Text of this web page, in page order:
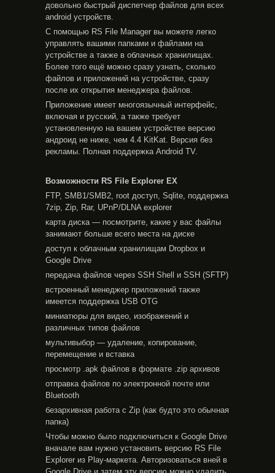
довольно быстрый диспетчер файлов для всех
android устройств.
С помощью RS File Manager вы можете легко
управлять вашими папками и файлами на
устройстве а также в облачных хранилищах.
Более того ещё можно сразу узнать, сколько
файлов и приложений на устройстве, сразу
после их открытия менеджера файлов.
Приложение имеет многоязычный интерфейс,
включая и русский, а также требует
установленную на вашем устройстве версию
андроид не ниже, чем 4.4 KitKat. Версия без
рекламы. Полная поддержка Android TV.
Возможности RS File Explorer EX
FTP, SMB1/SMB2, root доступ, Sqlite, поддержка
7zip, Zip, Rar, UPnP/DLNA explorer
карта диска — посмотрите, какие у вас файлы
занимают больше всего места на диске
доступ к облачным хранилищам Dropbox и
Google Drive
передача файлов через SSH Shell и SSH (SFTP)
встроенный менеджер приложений также
имеется поддержка USB OTG
миниатюры для видео, изображений и
различных типов файлов
мультивыбор — удаление, копирование,
перемещение и вставка
просмотр .apk файлов в формате .zip архивов
отправка файлов по электронной почте или
Bluetooth
безархивная работа с Zip (как будто это обычная
папка)
Чтобы можно было подключиться к Google Drive
вначале вам нужно установить версию RS File
Explorer из Play-маркета. Авторизоваться вней в